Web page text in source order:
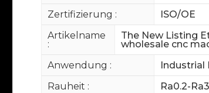
Zertifizierung :
ISO/OE
Artikelname
:
The New Listing
wholesale cnc
Anwendung :
Industrial
Rauheit :
Ra0.2-